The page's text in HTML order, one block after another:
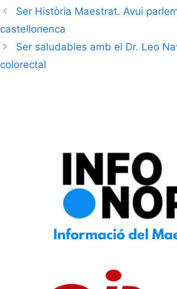
Ser Història Maestrat. Avui
castellonenca
Ser saludables amb el Dr. Leo
colorectal